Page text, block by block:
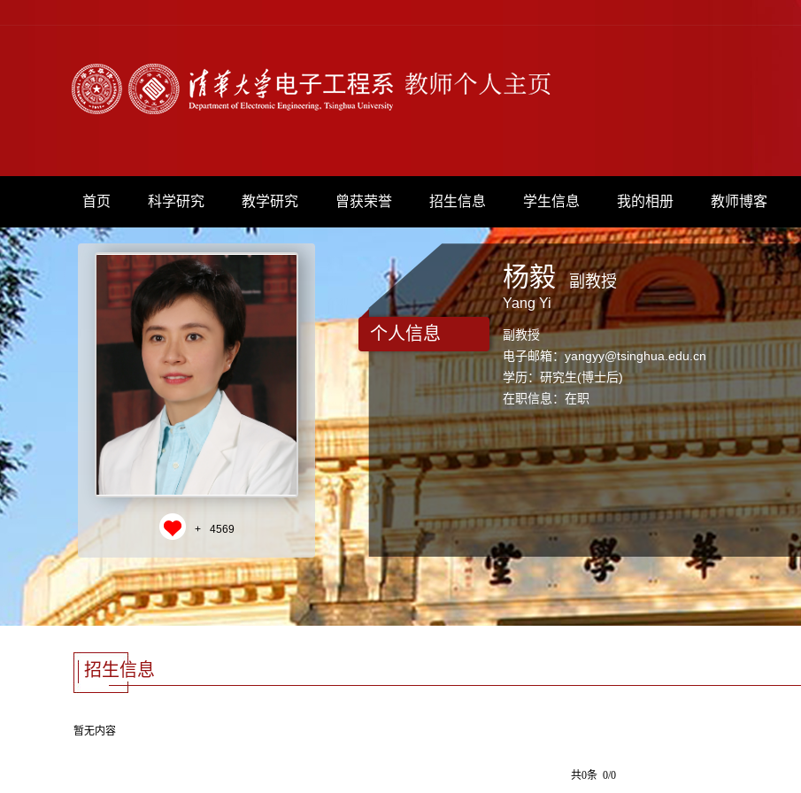
首页 科学研究 教学研究 曾获荣誉 招生信息 学生信息 我的相册 教师博客
+ 4569
个人信息
杨毅
Yang Yi
副教授
副教授
电子邮箱：yangyy@tsinghua.edu.cn
学历：研究生(博士后)
在职信息：在职
招生信息
暂无内容
共0条 0/0